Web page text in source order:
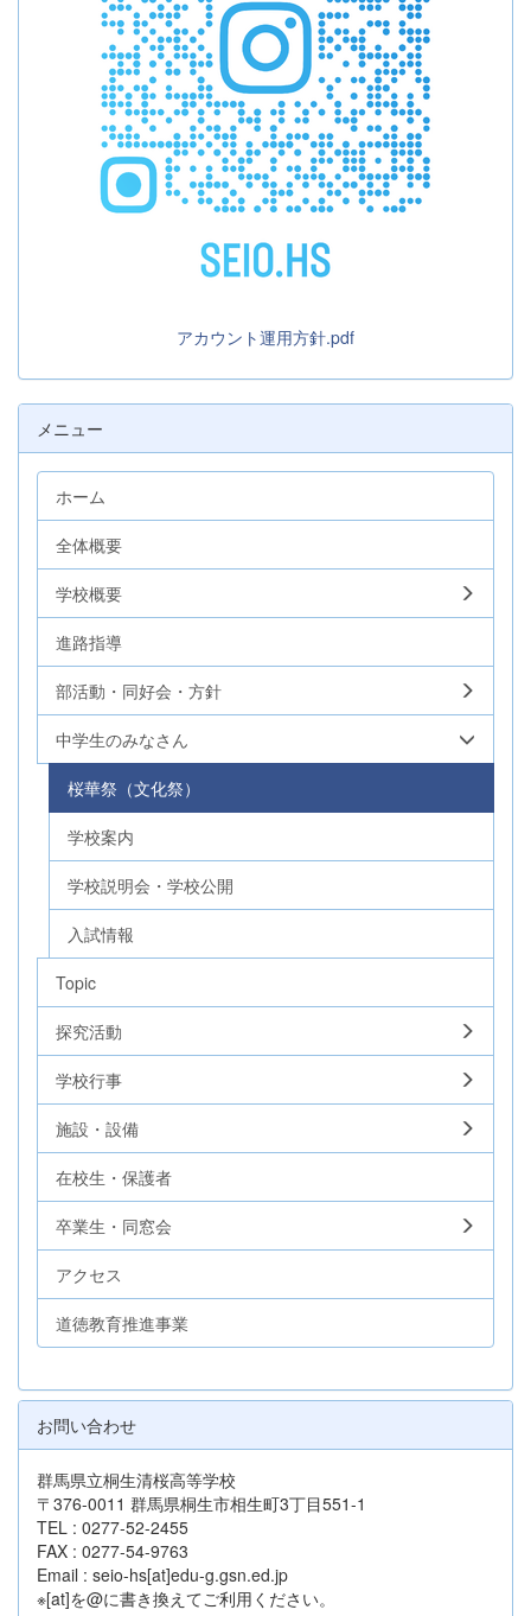
アカウント運用方針.pdf
メニュー
ホーム
全体概要
学校概要
進路指導
部活動・同好会・方針
中学生のみなさん
桜華祭（文化祭）
学校案内
学校説明会・学校公開
入試情報
Topic
探究活動
学校行事
施設・設備
在校生・保護者
卒業生・同窓会
アクセス
道徳教育推進事業
お問い合わせ
群馬県立桐生清桜高等学校
〒376-0011 群馬県桐生市相生町3丁目551-1
TEL : 0277-52-2455
FAX : 0277-54-9763
Email : seio-hs[at]edu-g.gsn.ed.jp
※[at]を@に書き換えてご利用ください。